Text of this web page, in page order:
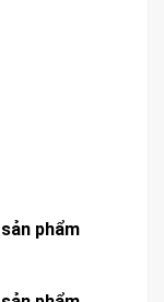
phẩm